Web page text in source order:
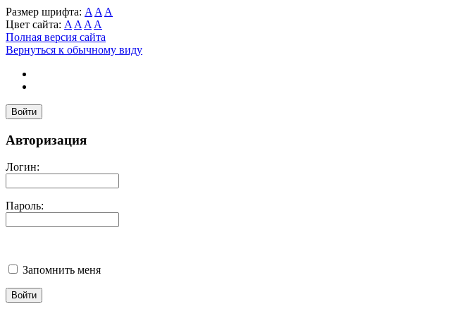
Размер шрифта: A A A
Цвет сайта: A A A A
Полная версия сайта
Вернуться к обычному виду
Войти
Авторизация
Логин:
Пароль:
Запомнить меня